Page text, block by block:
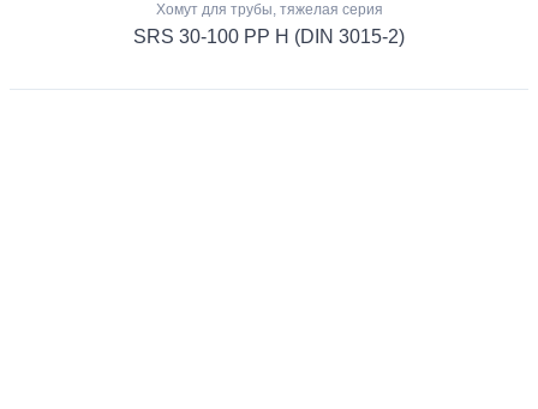
Хомут для трубы, тяжелая серия
SRS 30-100 PP H (DIN 3015-2)